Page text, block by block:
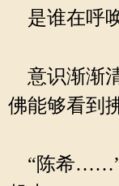
是谁在呼
意识渐渐
佛能够看到
“陈希……”